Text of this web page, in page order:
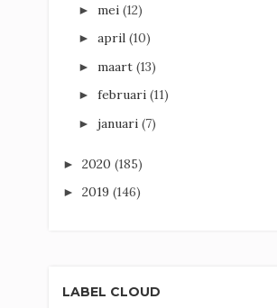
► mei (12)
► april (10)
► maart (13)
► februari (11)
► januari (7)
► 2020 (185)
► 2019 (146)
LABEL CLOUD